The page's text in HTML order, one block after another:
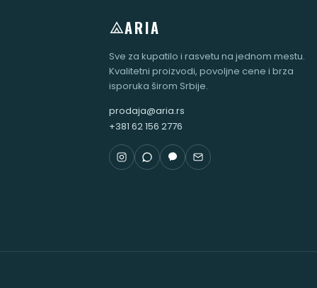
ARIA
Sve za kupatilo i rasvetu na jednom mestu.
Kvalitetni proizvodi, povoljne cene i brza
isporuka širom Srbije.
prodaja@aria.rs
+381 62 156 2776